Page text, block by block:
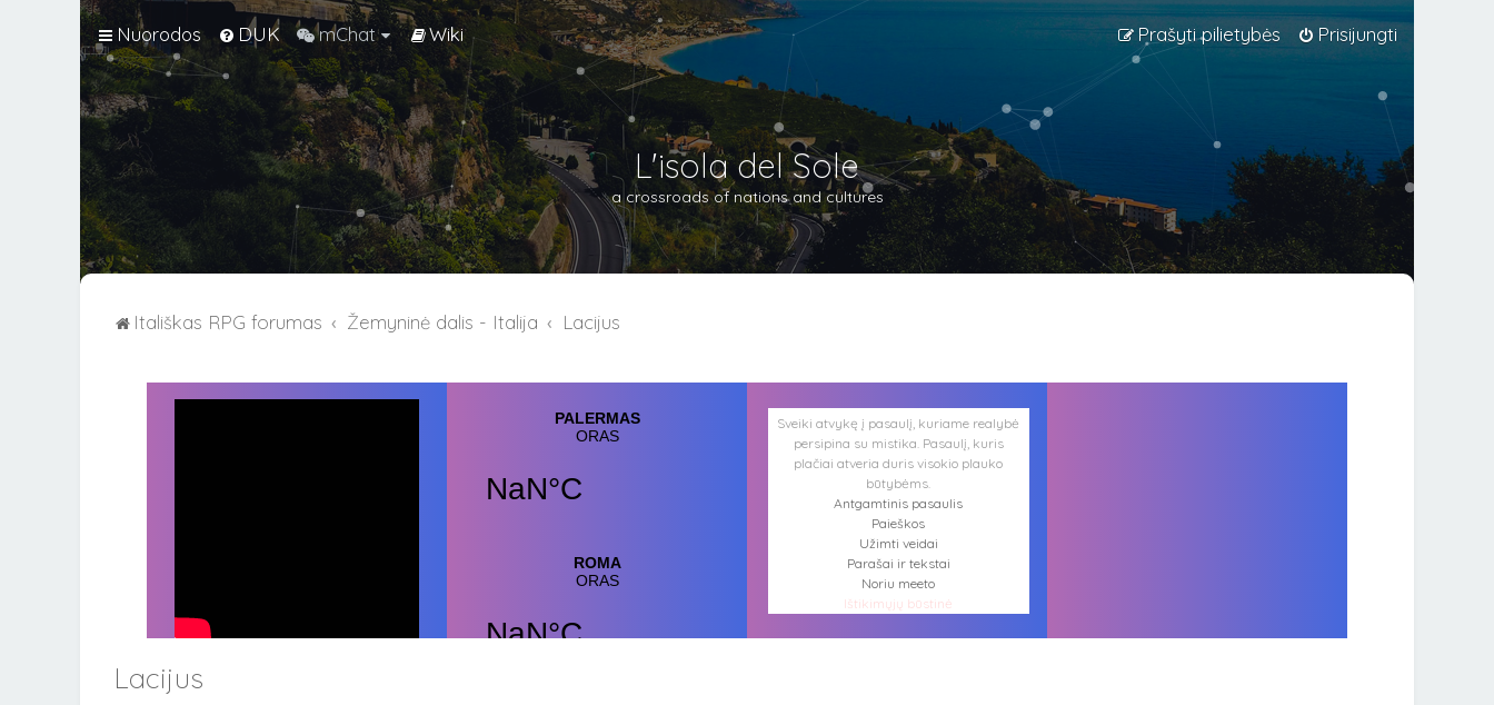
Nuorodos DUK mChat Wiki Prisijungti
Prašyti pilietybės
L'isola del Sole
a crossroads of nations and cultures
Itališkas RPG forumas Žemyninė dalis - Italija Lacijus
Sveiki atvykę į pasaulį, kuriame realybė
persipina su mistika. Pasaulį, kuris
plačiai atveria duris visokio plauko
būtybėms.
Antgamtinis pasaulis
Paieškos
Užimti veidai
Parašai ir tekstai
Noriu meeto
Ištikimųjų būstinė
Lacijus